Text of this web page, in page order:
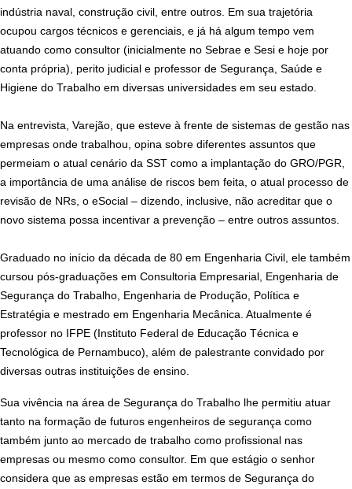
indústria naval, construção civil, entre outros. Em sua trajetória
ocupou cargos técnicos e gerenciais, e já há algum tempo vem
atuando como consultor (inicialmente no Sebrae e Sesi e hoje por
conta própria), perito judicial e professor de Segurança, Saúde e
Higiene do Trabalho em diversas universidades em seu estado.
Na entrevista, Varejão, que esteve à frente de sistemas de gestão nas
empresas onde trabalhou, opina sobre diferentes assuntos que
permeiam o atual cenário da SST como a implantação do GRO/PGR,
a importância de uma análise de riscos bem feita, o atual processo de
revisão de NRs, o eSocial – dizendo, inclusive, não acreditar que o
novo sistema possa incentivar a prevenção – entre outros assuntos.
Graduado no início da década de 80 em Engenharia Civil, ele também
cursou pós-graduações em Consultoria Empresarial, Engenharia de
Segurança do Trabalho, Engenharia de Produção, Política e
Estratégia e mestrado em Engenharia Mecânica. Atualmente é
professor no IFPE (Instituto Federal de Educação Técnica e
Tecnológica de Pernambuco), além de palestrante convidado por
diversas outras instituições de ensino.
Sua vivência na área de Segurança do Trabalho lhe permitiu atuar
tanto na formação de futuros engenheiros de segurança como
também junto ao mercado de trabalho como profissional nas
empresas ou mesmo como consultor. Em que estágio o senhor
considera que as empresas estão em termos de Segurança do